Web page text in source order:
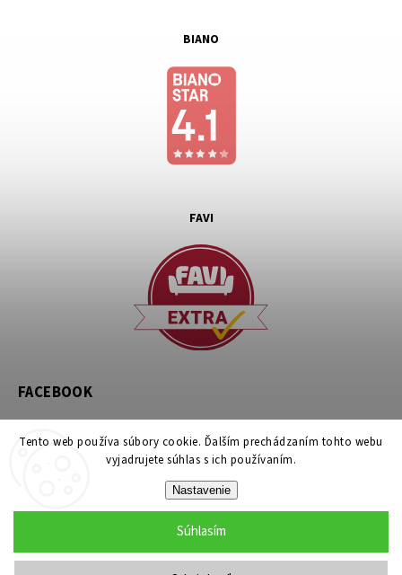
Tento web používa súbory cookie. Ďalším prechádzaním tohto webu
vyjadrujete súhlas s ich používaním.
Nastavenie
Súhlasím
BIANO
FAVI
FACEBOOK
noznicovystan.sk
Grafický návrh vytvořil a nakódoval